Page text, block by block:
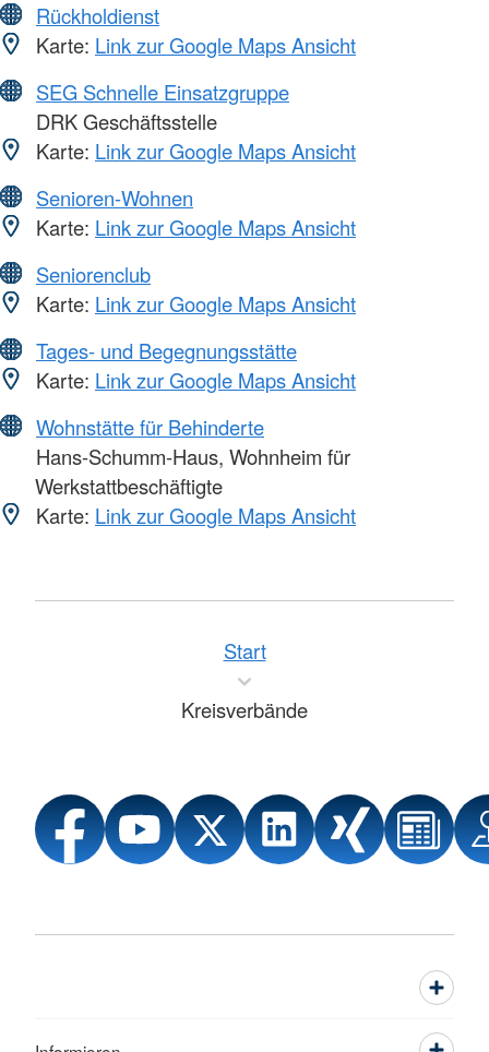
Rückholdienst
Karte: Link zur Google Maps Ansicht
SEG Schnelle Einsatzgruppe
DRK Geschäftsstelle
Karte: Link zur Google Maps Ansicht
Senioren-Wohnen
Karte: Link zur Google Maps Ansicht
Seniorenclub
Karte: Link zur Google Maps Ansicht
Tages- und Begegnungsstätte
Karte: Link zur Google Maps Ansicht
Wohnstätte für Behinderte
Hans-Schumm-Haus, Wohnheim für
Werkstattbeschäftigte
Karte: Link zur Google Maps Ansicht
Start
Kreisverbände